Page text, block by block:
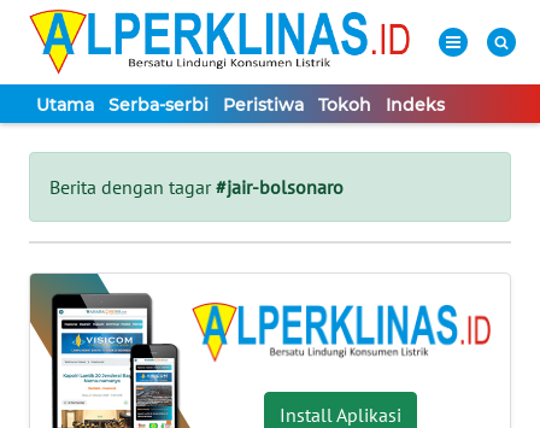
Utama Serba-serbi Peristiwa Tokoh Indeks
Berita dengan tagar#jair-bolsonaro
Install Aplikasi
Tutup
UTAMA
SERBA-
SERBI
PERISTIWA